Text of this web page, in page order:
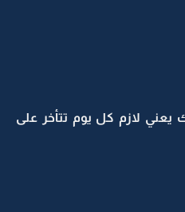
يعني لازم كل يوم تتأخر على